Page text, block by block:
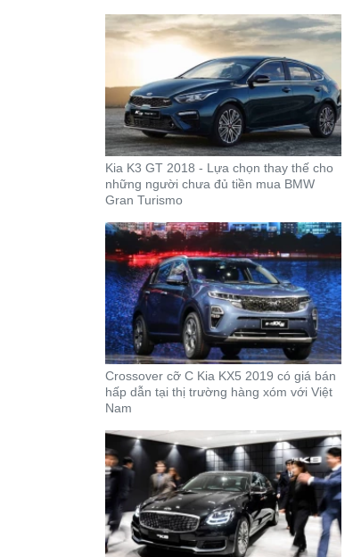
Kia K3 GT 2018 - Lựa chọn thay thế cho
những người chưa đủ tiền mua BMW
Gran Turismo
Crossover cỡ C Kia KX5 2019 có giá bán
hấp dẫn tại thị trường hàng xóm với Việt
Nam